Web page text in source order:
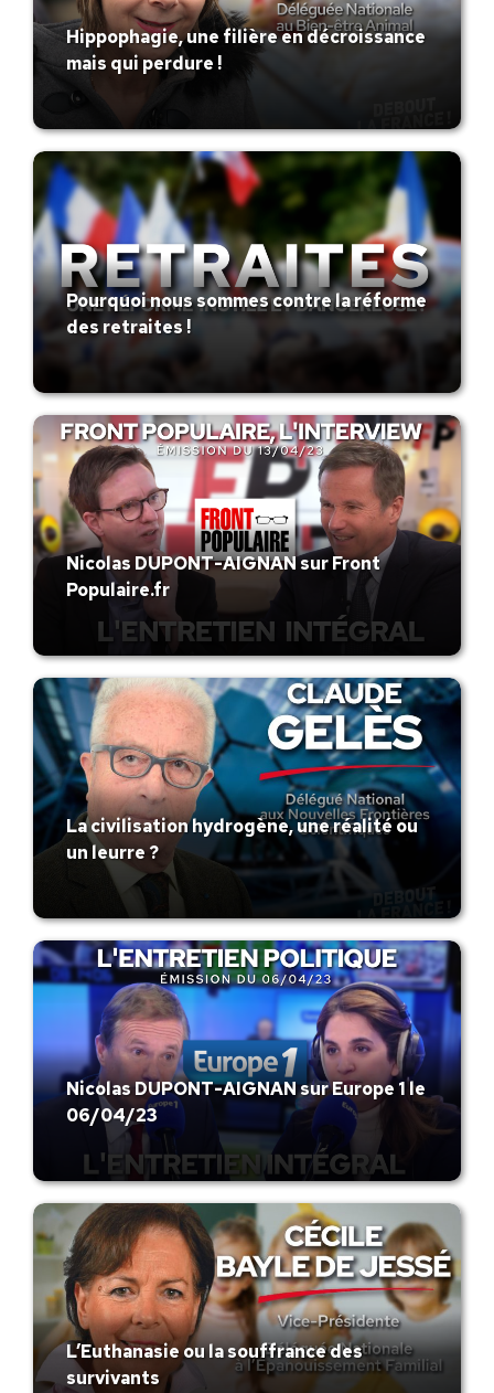
Hippophagie, une filière en décroissance
mais qui perdure !
Pourquoi nous sommes contre la réforme
des retraites !
Nicolas DUPONT-AIGNAN sur Front
Populaire.fr
La civilisation hydrogène, une réalité ou
un leurre ?
Nicolas DUPONT-AIGNAN sur Europe 1 le
06/04/23
L’Euthanasie ou la souffrance des
survivants